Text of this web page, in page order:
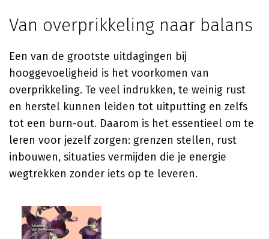
Van overprikkeling naar balans
Een van de grootste uitdagingen bij
hooggevoeligheid is het voorkomen van
overprikkeling. Te veel indrukken, te weinig rust
en herstel kunnen leiden tot uitputting en zelfs
tot een burn-out. Daarom is het essentieel om te
leren voor jezelf zorgen: grenzen stellen, rust
inbouwen, situaties vermijden die je energie
wegtrekken zonder iets op te leveren.